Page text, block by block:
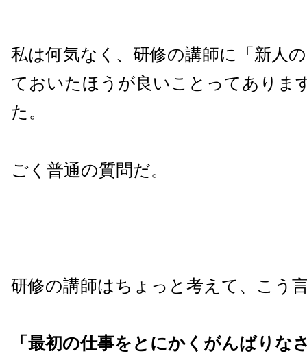
私は何気なく、研修の講師に「新人
ておいたほうが良いことってありま
た。
ごく普通の質問だ。
研修の講師はちょっと考えて、こう
「最初の仕事をとにかくがんばりな